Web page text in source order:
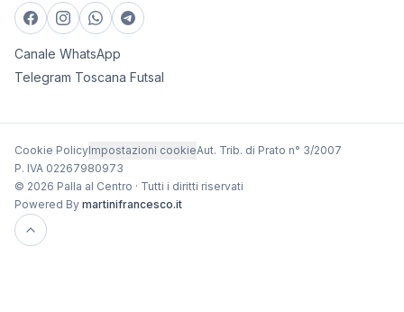
Canale WhatsApp
Telegram Toscana Futsal
Cookie PolicyImpostazioni cookieAut. Trib. di Prato n° 3/2007
P. IVA 02267980973
© 2026 Palla al Centro · Tutti i diritti riservati
Powered By martinifrancesco.it